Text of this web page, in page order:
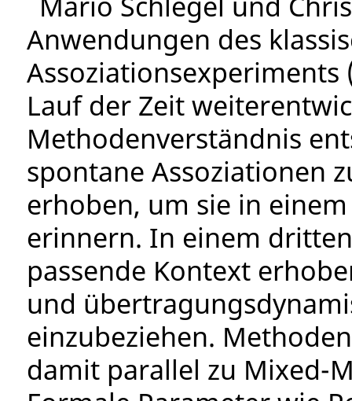
Anwendungen des
Assoziationsexperiments
Lauf der Zeit
Methodenverständnis
spontane Assoziationen
erhoben, um sie in
erinnern. In einem
passende Kontext
und
einzubeziehen.
damit parallel zu Mixed-